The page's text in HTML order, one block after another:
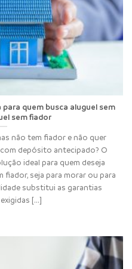
quem busca aluguel sem
sem fiador
não tem fiador e não quer
depósito antecipado? O
ideal para quem deseja
fiador, seja para morar ou para
substitui as garantias
[...]